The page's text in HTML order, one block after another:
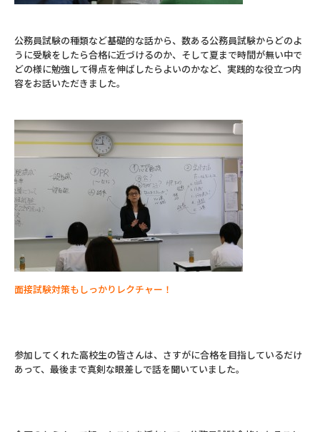
公務員試験の種類など基礎的な話から、数ある公務員試験からどのよ
うに受験をしたら合格に近づけるのか、そして夏まで時間が無い中で
どの様に勉強して得点を伸ばしたらよいのかなど、実践的な役立つ内
容をお話いただきました。
面接試験対策もしっかりレクチャー！
参加してくれた高校生の皆さんは、さすがに合格を目指しているだけ
あって、最後まで真剣な眼差しで話を聞いていました。